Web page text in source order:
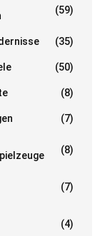
(59)
(35)
(50)
(8)
(7)
(8)
(7)
(4)